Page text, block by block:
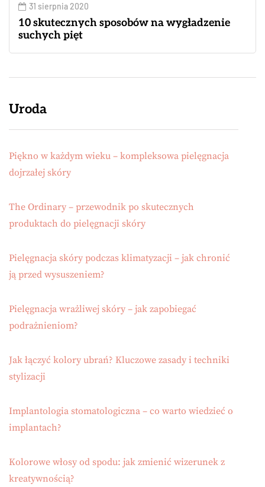
31 sierpnia 2020
10 skutecznych sposobów na wygładzenie
suchych pięt
Uroda
Piękno w każdym wieku – kompleksowa pielęgnacja
dojrzałej skóry
The Ordinary – przewodnik po skutecznych
produktach do pielęgnacji skóry
Pielęgnacja skóry podczas klimatyzacji – jak chronić
ją przed wysuszeniem?
Pielęgnacja wrażliwej skóry – jak zapobiegać
podrażnieniom?
Jak łączyć kolory ubrań? Kluczowe zasady i techniki
stylizacji
Implantologia stomatologiczna – co warto wiedzieć o
implantach?
Kolorowe włosy od spodu: jak zmienić wizerunek z
kreatywnością?